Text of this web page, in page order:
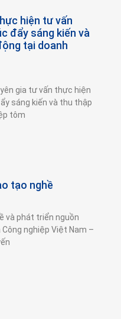
hiện tư vấn
đẩy sáng kiến và
tại doanh
gia tư vấn thực hiện
sáng kiến và thu thập
tôm
tạo nghề
và phát triển nguồn
nghiệp Việt Nam –